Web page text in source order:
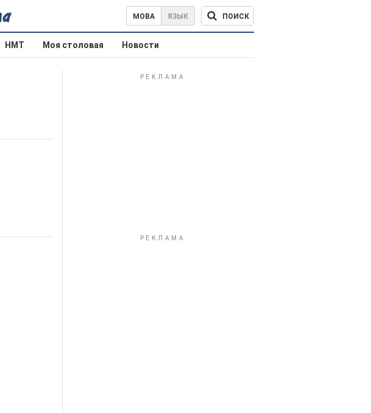
МОВА ЯЗЫК ПОИСК
НМТ Моя столовая Новости